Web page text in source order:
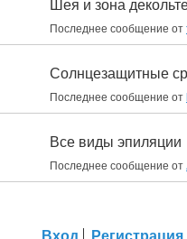
Шея и зона
Последнее сообщение от
Солнцезащитные
Последнее сообщение от
Все виды эпиляции
Последнее сообщение от